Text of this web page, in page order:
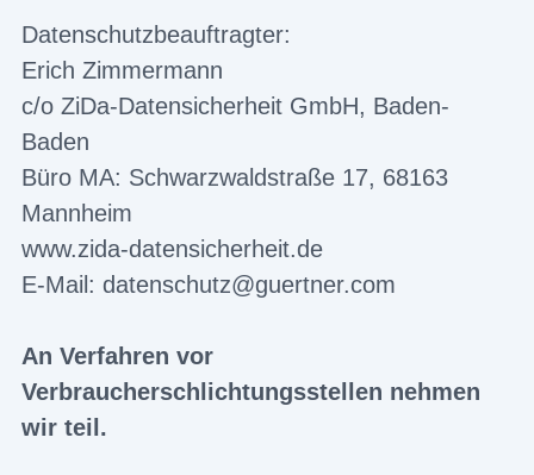
Datenschutzbeauftragter:
Erich Zimmermann
c/o ZiDa-Datensicherheit GmbH, Baden-
Baden
Büro MA: Schwarzwaldstraße 17, 68163
Mannheim
www.zida-datensicherheit.de
E-Mail: datenschutz@guertner.com
An Verfahren vor
Verbraucherschlichtungsstellen nehmen
wir teil.